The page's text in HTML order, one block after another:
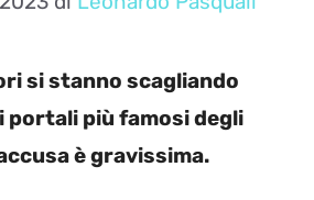
si stanno scagliando
portali più famosi degli
è gravissima.